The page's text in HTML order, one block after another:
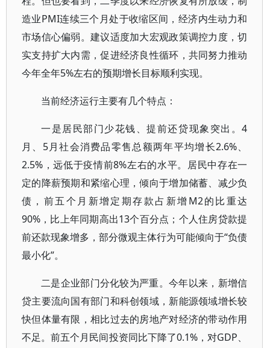
造业PMI连续三个月处于收缩区间，经济内生动力和
市场信心偏弱。建议适度加大宏观政策调控力度，切
实支持扩大内需，促进经济良性循环，共同努力推动
今年全年5%左右的预期增长目标顺利实现。
当前经济运行主要有几个特点：
一是居民部门少花钱、提前还贷现象突出。4
月、5月社会消费品零售总额两年平均增长2.6%、
2.5%，远低于疫情前8%左右的水平。居民中存在一
定的降薪预期和紧缩心理，倾向于增加储蓄、减少负
债，前五个月新增定期存款占新增M2的比重达
90%，比上年同期高出13个百分点；个人住房贷款提
前还款现象增多，部分微观主体行为可能倾向于“负债
最小化”。
二是企业部门分化较为严重。今年以来，新增信
贷主要流向国有部门和科创领域，新能源领域增长较
快但体量有限，相比过去的房地产对经济的带动作用
不足。前五个月民间投资同比下降了0.1%，对GDP、